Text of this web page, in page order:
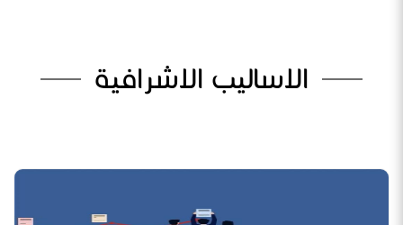
الاساليب الاشرافية